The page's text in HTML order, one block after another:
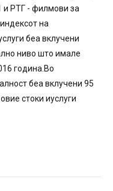
и РТГ - филмови за
на
беа вклучени
ниво што имале
година.Во
беа вклучени 95
стоки иуслуги